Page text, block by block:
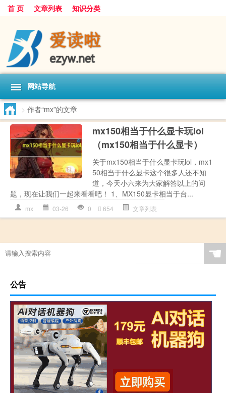
首 页 文章列表 知识分类
网站导航
> 作者“mx”的文章
mx150相当于什么显卡玩lol
（mx150相当于什么显卡）
关于mx150相当于什么显卡玩lol，mx1
50相当于什么显卡这个很多人还不知
道，今天小六来为大家解答以上的问
题，现在让我们一起来看看吧！ 1、MX150显卡相当于台...
mx 03-26 0 654 文章列表
☚
公告